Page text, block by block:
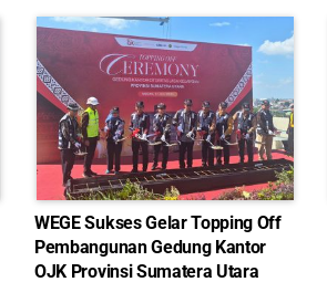
WEGE Sukses Gelar Topping Off
Pembangunan Gedung Kantor
OJK Provinsi Sumatera Utara